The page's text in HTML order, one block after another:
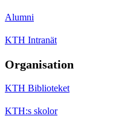
Alumni
KTH Intranät
Organisation
KTH Biblioteket
KTH:s skolor